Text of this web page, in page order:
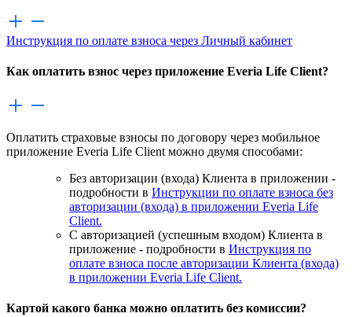
Инструкция по оплате взноса через Личный кабинет
Как оплатить взнос через приложение Everia Life Client?
Оплатить страховые взносы по договору через мобильное
приложение Everia Life Client можно двумя способами:
Без авторизации (входа) Клиента в приложении -
подробности в Инструкции по оплате взноса без
авторизации (входа) в приложении Everia Life
Client.
С авторизацией (успешным входом) Клиента в
приложение - подробности в Инструкция по
оплате взноса после авторизации Клиента (входа)
в приложении Everia Life Client.
Картой какого банка можно оплатить без комиссии?